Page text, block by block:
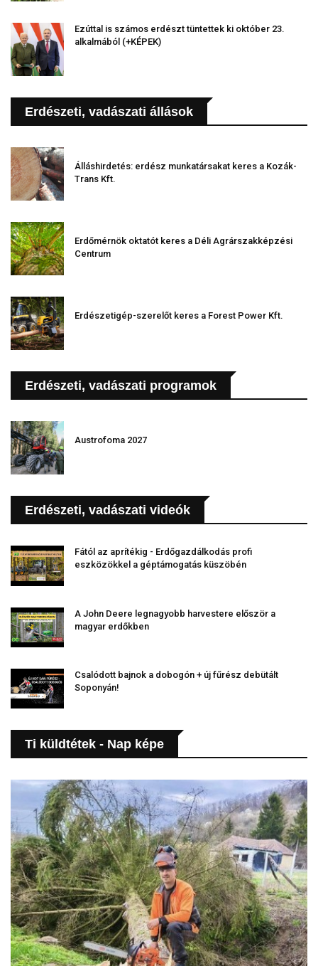
Ezúttal is számos erdészt tüntettek ki október 23.
alkalmából (+KÉPEK)
Erdészeti, vadászati állások
Álláshirdetés: erdész munkatársakat keres a Kozák-
Trans Kft.
Erdőmérnök oktatót keres a Déli Agrárszakképzési
Centrum
Erdészetigép-szerelőt keres a Forest Power Kft.
Erdészeti, vadászati programok
Austrofoma 2027
Erdészeti, vadászati videók
Fától az aprítékig - Erdőgazdálkodás profi
eszközökkel a géptámogatás küszöbén
A John Deere legnagyobb harvestere először a
magyar erdőkben
Csalódott bajnok a dobogón + új fűrész debütált
Soponyán!
Ti küldtétek - Nap képe